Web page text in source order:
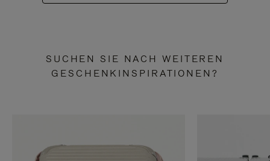
SUCHEN SIE NACH WEITEREN
GESCHENKINSPIRATIONEN?